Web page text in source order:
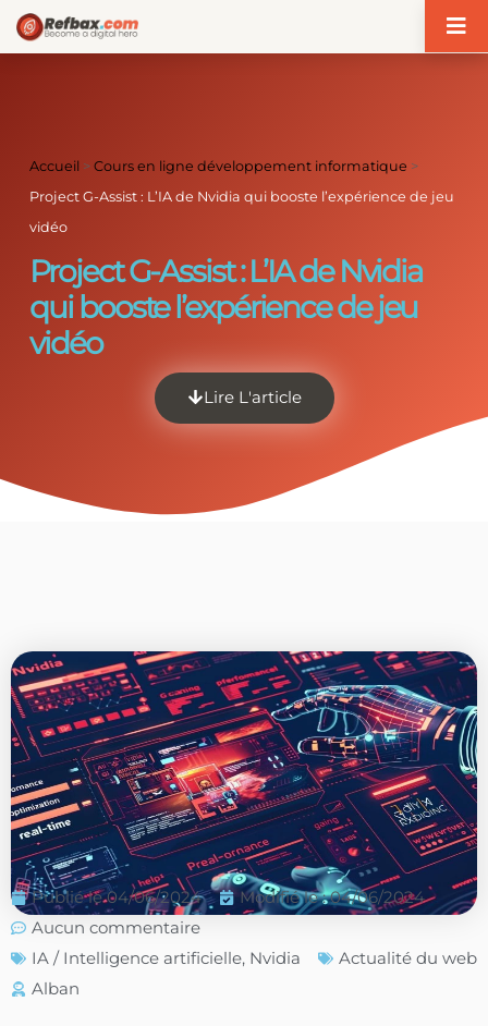
Accueil >Cours en ligne développement informatique >
Project G-Assist : L’IA de Nvidia qui booste l’expérience de jeu
vidéo
Project G-Assist : L’IA de Nvidia
qui booste l’expérience de jeu
vidéo
Lire L'article
Publié le 04/06/2024
Modifié le : 04/06/2024
Aucun commentaire
IA / Intelligence artificielle, Nvidia
Actualité du web
Alban
Panneau de gestion des cookies